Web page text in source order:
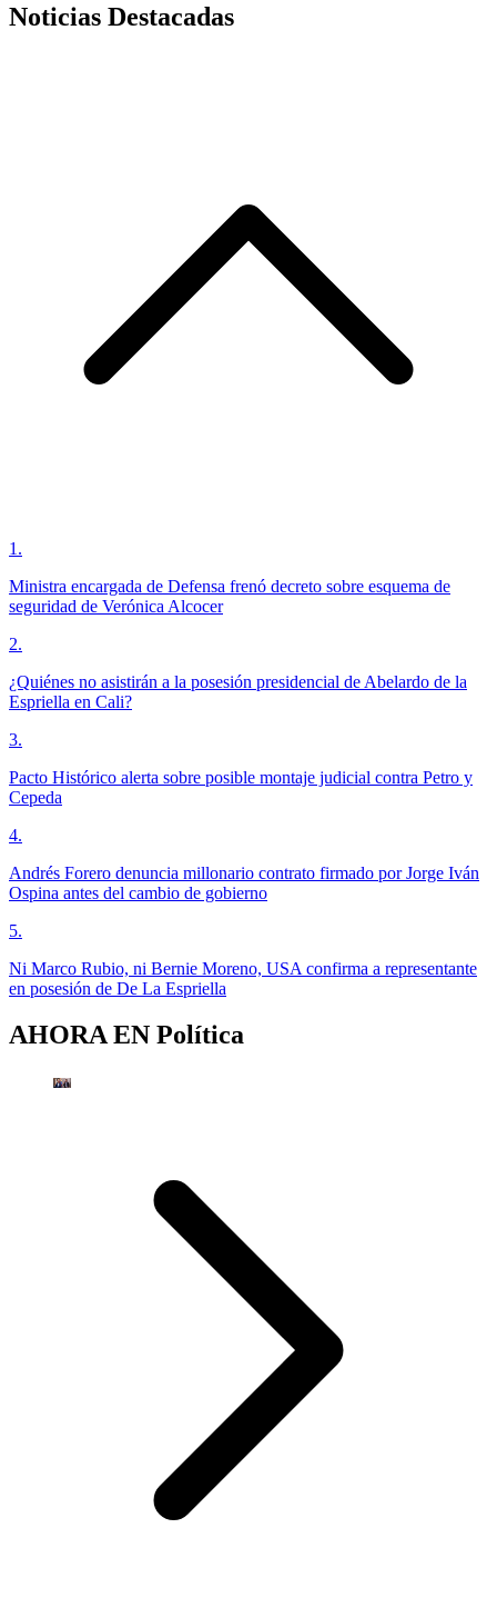
Noticias Destacadas
1 .
Ministra encargada de Defensa frenó decreto sobre esquema de
seguridad de Verónica Alcocer
2.
¿Quiénes no asistirán a la posesión presidencial de Abelardo de la
Espriella en Cali?
3.
Pacto Histórico alerta sobre posible montaje judicial contra Petro y
Cepeda
4.
Andrés Forero denuncia millonario contrato firmado por Jorge Iván
Ospina antes del cambio de gobierno
5.
Ni Marco Rubio, ni Bernie Moreno, USA confirma a representante
en posesión de De La Espriella
AHORA EN Política